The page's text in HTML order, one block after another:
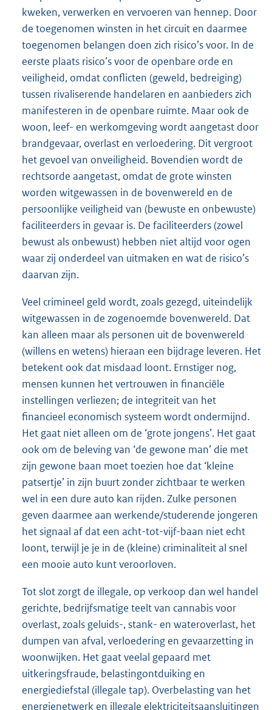
kweken, verwerken en vervoeren van hennep. Door
de toegenomen winsten in het circuit en daarmee
toegenomen belangen doen zich risico’s voor. In de
eerste plaats risico’s voor de openbare orde en
veiligheid, omdat conflicten (geweld, bedreiging)
tussen rivaliserende handelaren en aanbieders zich
manifesteren in de openbare ruimte. Maar ook de
woon, leef- en werkomgeving wordt aangetast door
brandgevaar, overlast en verloedering. Dit vergroot
het gevoel van onveiligheid. Bovendien wordt de
rechtsorde aangetast, omdat de grote winsten
worden witgewassen in de bovenwereld en de
persoonlijke veiligheid van (bewuste en onbewuste)
faciliteerders in gevaar is. De faciliteerders (zowel
bewust als onbewust) hebben niet altijd voor ogen
waar zij onderdeel van uitmaken en wat de risico’s
daarvan zijn.
Veel crimineel geld wordt, zoals gezegd, uiteindelijk
witgewassen in de zogenoemde bovenwereld. Dat
kan alleen maar als personen uit de bovenwereld
(willens en wetens) hieraan een bijdrage leveren. Het
betekent ook dat misdaad loont. Ernstiger nog,
mensen kunnen het vertrouwen in financiële
instellingen verliezen; de integriteit van het
financieel economisch systeem wordt ondermijnd.
Het gaat niet alleen om de ‘grote jongens’. Het gaat
ook om de beleving van ‘de gewone man’ die met
zijn gewone baan moet toezien hoe dat ‘kleine
patsertje’ in zijn buurt zonder zichtbaar te werken
wel in een dure auto kan rijden. Zulke personen
geven daarmee aan werkende/studerende jongeren
het signaal af dat een acht-tot-vijf-baan niet echt
loont, terwijl je je in de (kleine) criminaliteit al snel
een mooie auto kunt veroorloven.
Tot slot zorgt de illegale, op verkoop dan wel handel
gerichte, bedrijfsmatige teelt van cannabis voor
overlast, zoals geluids-, stank- en wateroverlast, het
dumpen van afval, verloedering en gevaarzetting in
woonwijken. Het gaat veelal gepaard met
uitkeringsfraude, belastingontduiking en
energiediefstal (illegale tap). Overbelasting van het
energienetwerk en illegale elektriciteitsaansluitingen